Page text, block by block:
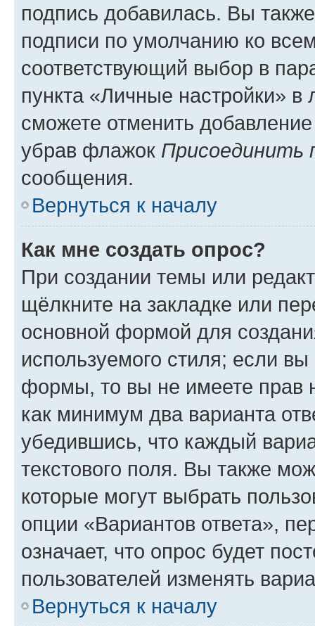
подпись добавилась. Вы
подписи по умолчанию ко
соответствующий выбор в
пункта «Личные настройки»
сможете отменить
убрав флажок Присоединить
сообщения.
Вернуться к началу
Как мне создать опрос?
При создании темы или
щёлкните на закладке или
основной формой для
используемого стиля; если
формы, то вы не имеете прав
как минимум два варианта
убедившись, что каждый
текстового поля. Вы также
которые могут выбрать
опции «Вариантов ответа»,
означает, что опрос будет
пользователей изменять
Вернуться к началу